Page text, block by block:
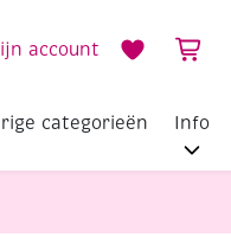
account
categorieën Info